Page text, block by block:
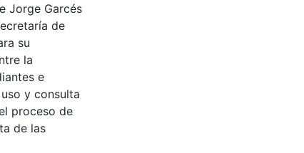
Jorge Garcés
de
su
la
e
y consulta
proceso de
de las